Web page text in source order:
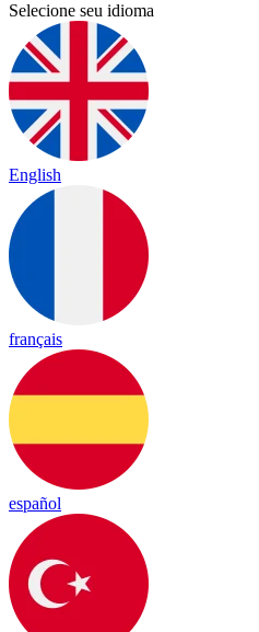
Selecione seu idioma
English
français
español